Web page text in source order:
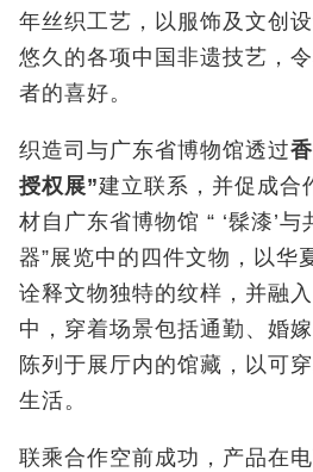
年丝织工艺，以服饰及文创
悠久的各项中国非遗技艺，
者的喜好。
织造司与广东省博物馆透过
授权展”建立联系，并促成合
材自广东省博物馆 “ ‘髹漆’
器”展览中的四件文物，以华
诠释文物独特的纹样，并融
中，穿着场景包括通勤、婚
陈列于展厅内的馆藏，以可
生活。
联乘合作空前成功，产品在